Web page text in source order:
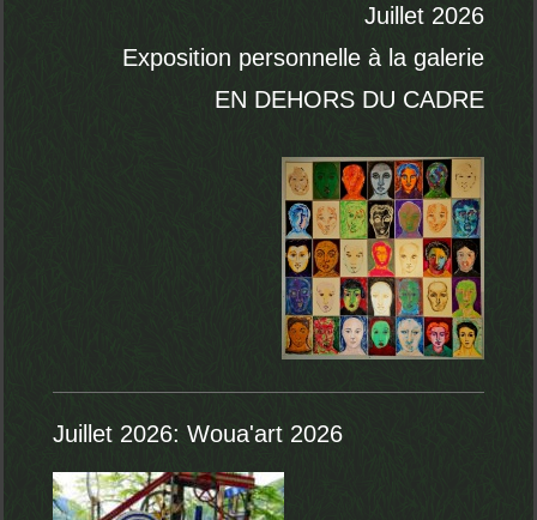
Juillet 2026
Exposition personnelle à la galerie
EN DEHORS DU CADRE
Juillet 2026: Woua'art 2026